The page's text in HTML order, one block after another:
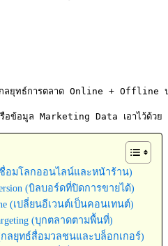
กลยุทธ์การตลาด Online + Offline
รือข้อมูล Marketing Data เอาไว้ด้
เชื่อมโลกออนไลน์และหน้าร้าน)
(บิลบอร์ดที่ปิดการขายได้)
(เปลี่ยนอีเวนต์เป็นคอนเทนต์)
(บุกตลาดตามพื้นที่)
(กลยุทธ์สื่อมวลชนและบล็อกเกอร์)